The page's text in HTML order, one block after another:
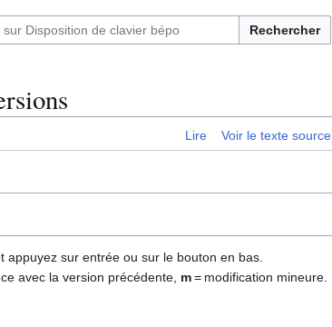
Rechercher
Lire Voir le texte source
sur entrée ou sur le bouton en bas.
avec la version précédente, m= modification mineure.